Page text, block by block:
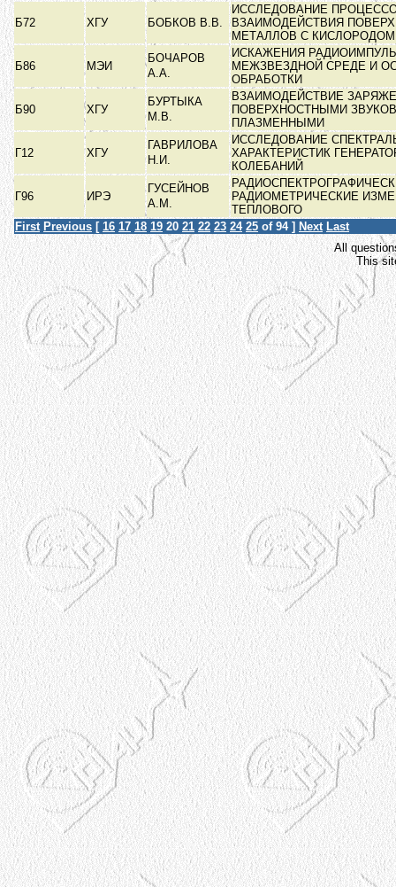
Б72 ХГУ БОБКОВ В.В.
ИССЛЕДОВАНИЕ
ВЗАИМОДЕЙСТВИЯ
МЕТАЛЛОВ С
Б86 МЭИ
БОЧАРОВ
А.А.
ИСКАЖЕНИЯ
МЕЖЗВЕЗДНОЙ СРЕДЕ И
ОБРАБОТКИ
Б90 ХГУ
БУРТЫКА
М.В.
ВЗАИМОДЕЙСТВИЕ
ПОВЕРХНОСТНЫМИ
ПЛАЗМЕННЫМИ
Г12 ХГУ
ГАВРИЛОВА
Н.И.
ИССЛЕДОВАНИЕ
ХАРАКТЕРИСТИК
КОЛЕБАНИЙ
Г96 ИРЭ
ГУСЕЙНОВ
А.М.
РАДИОМЕТРИЧЕСКИЕ
ТЕПЛОВОГО
First Previous [ 16 17 18 19 20 21 22 23 24 25 of 94 ] Next Last
All
This